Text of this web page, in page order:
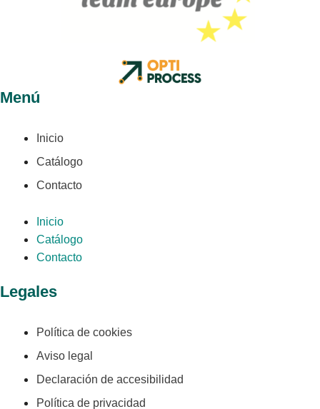
Menú
Inicio
Catálogo
Contacto
Inicio
Catálogo
Contacto
Legales
Política de cookies
Aviso legal
Declaración de accesibilidad
Política de privacidad